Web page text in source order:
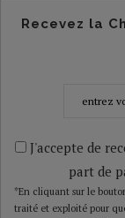
Recevez la
J'accepte de
part de
*En cliquant sur le
traité et exploité pour